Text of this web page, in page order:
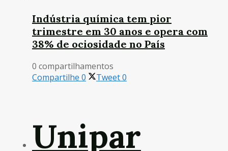
Indústria química tem pior
trimestre em 30 anos e opera com
38% de ociosidade no País
0 compartilhamentos
Compartilhe 0 Tweet0
Unipar